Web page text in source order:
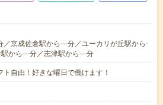
／京成佐倉駅から---分／ユーカリが丘駅から-
から---分／志津駅から---分
ト自由！好きな曜日で働けます！